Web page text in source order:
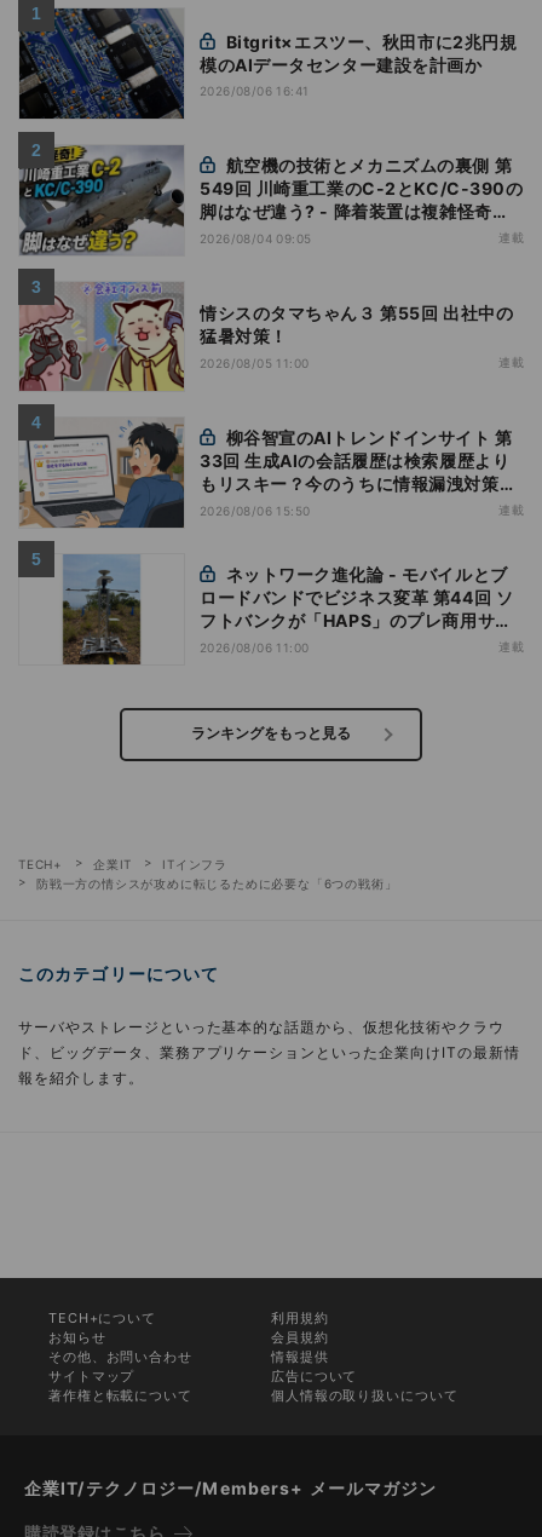
模のAIデータセンター建設を計画か
2026/08/06 16:41
549回 川崎重工業のC-2とKC/C-390の
脚はなぜ違う? - 降着装置は複雑怪奇
(5)|軍用輸送機(10)
2026/08/04 09:05 連載
情シスのタマちゃん３ 第55回 出社中の
猛暑対策！
2026/08/05 11:00 連載
33回 生成AIの会話履歴は検索履歴より
もリスキー？今のうちに情報漏洩対策を
万全にしておこう
2026/08/06 15:50 連載
ロードバンドでビジネス変革 第44回 ソ
フトバンクが「HAPS」のプレ商用サー
ビス開始を表明、本格的な商用展開のめ
2026/08/06 11:00 連載
ランキングをもっと見る
TECH+ 企業IT
ITインフラ
防戦一方の情シスが攻めに転じるために必要な「6つの戦術」
このカテゴリーについて
サーバやストレージといった基本的な話題から、仮想化技術やクラウ
ド、ビッグデータ、業務アプリケーションといった企業向けITの最新情
報を紹介します。
TECH+について
利用規約
お知らせ
会員規約
その他、お問い合わせ
情報提供
サイトマップ
広告について
著作権と転載について
個人情報の取り扱いについて
企業IT/テクノロジー/Members+ メールマガジン